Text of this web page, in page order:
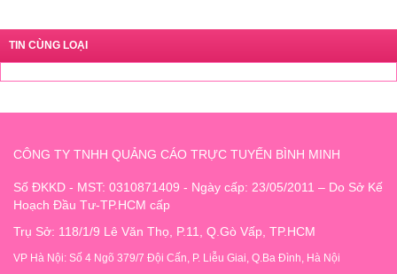
TIN CÙNG LOẠI
CÔNG TY TNHH QUẢNG CÁO TRỰC TUYẾN BÌNH MINH
Số ĐKKD - MST: 0310871409 - Ngày cấp: 23/05/2011 – Do Sở Kế
Hoạch Đầu Tư-TP.HCM cấp
Trụ Sở: 118/1/9 Lê Văn Thọ, P.11, Q.Gò Vấp, TP.HCM
VP Hà Nội: Số 4 Ngõ 379/7 Đội Cấn, P. Liễu Giai, Q.Ba Đình, Hà Nội